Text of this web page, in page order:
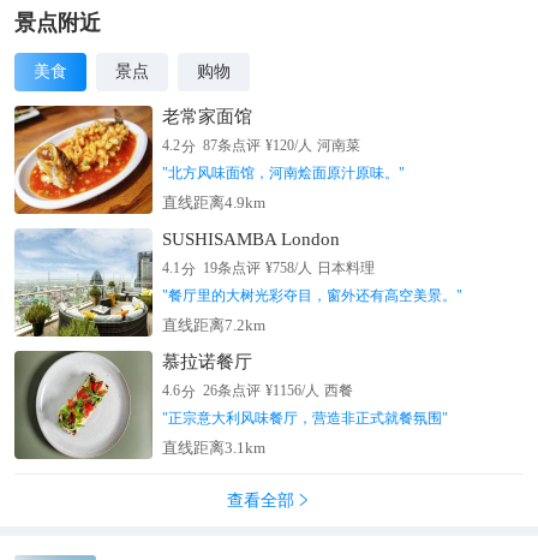
露天咖啡馆，一边品尝下午茶，一边欣赏街上美丽的建筑和熙熙
攘攘的人群。夜幕降临后，你也可以来这里扫街拍照，霓虹灯下
的格拉西亚街更加耀眼迷人。
景点附近
美食 景点 购物
老常家面馆
4.2分 87条点评 ¥120/人 河南菜
"北方风味面馆，河南烩面原汁原味。 "
直线距离4.9km
SUSHISAMBA London
4.1分 19条点评 ¥758/人 日本料理
"餐厅里的大树光彩夺目，窗外还有高空美景。 "
直线距离7.2km
慕拉诺餐厅
4.6分 26条点评 ¥1156/人 西餐
"正宗意大利风味餐厅，营造非正式就餐氛围"
直线距离3.1km
查看全部 